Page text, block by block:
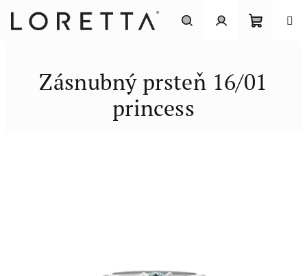
obsah
košík
Zásnubný prsteň 16/01
princess